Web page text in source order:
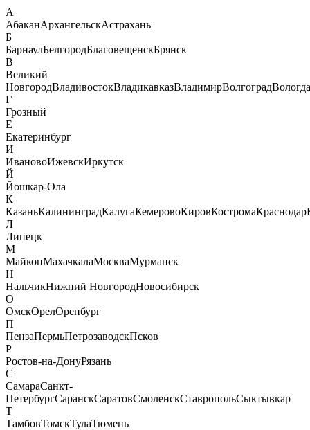
А
АбаканАрхангельскАстрахань
Б
БарнаулБелгородБлаговещенскБрянск
В
Великий
НовгородВладивостокВладикавказВладимирВолгоградВологда
Г
Грозный
Е
Екатеринбург
И
ИвановоИжевскИркутск
Й
Йошкар-Ола
К
КазаньКалининградКалугаКемеровоКировКостромаКраснодар
Л
Липецк
М
МайкопМахачкалаМоскваМурманск
Н
НальчикНижний НовгородНовосибирск
О
ОмскОрелОренбург
П
ПензаПермьПетрозаводскПсков
Р
Ростов-на-ДонуРязань
С
СамараСанкт-
ПетербургСаранскСаратовСмоленскСтавропольСыктывкар
Т
ТамбовТомскТулаТюмень